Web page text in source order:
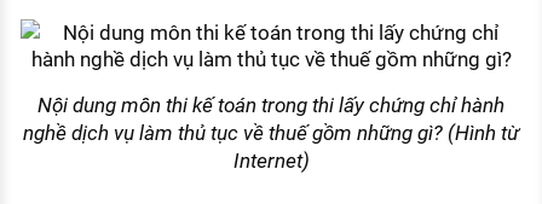
Nội dung môn thi kế toán trong thi lấy chứng chỉ hành
nghề dịch vụ làm thủ tục về thuế gồm những gì? (Hình từ
Internet)